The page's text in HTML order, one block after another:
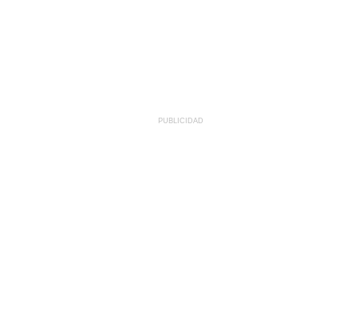
PUBLICIDAD